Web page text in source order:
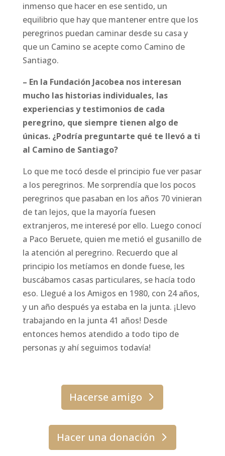
inmenso que hacer en ese sentido, un
equilibrio que hay que mantener entre que los
peregrinos puedan caminar desde su casa y
que un Camino se acepte como Camino de
Santiago.
– En la Fundación Jacobea nos interesan
mucho las historias individuales, las
experiencias y testimonios de cada
peregrino, que siempre tienen algo de
únicas. ¿Podría preguntarte qué te llevó a ti
al Camino de Santiago?
Lo que me tocó desde el principio fue ver pasar
a los peregrinos. Me sorprendía que los pocos
peregrinos que pasaban en los años 70 vinieran
de tan lejos, que la mayoría fuesen
extranjeros, me interesé por ello. Luego conocí
a Paco Beruete, quien me metió el gusanillo de
la atención al peregrino. Recuerdo que al
principio los metíamos en donde fuese, les
buscábamos casas particulares, se hacía todo
eso. Llegué a los Amigos en 1980, con 24 años,
y un año después ya estaba en la junta. ¡Llevo
trabajando en la junta 41 años! Desde
entonces hemos atendido a todo tipo de
personas ¡y ahí seguimos todavía!
Hacerse amigo
Hacer una donación